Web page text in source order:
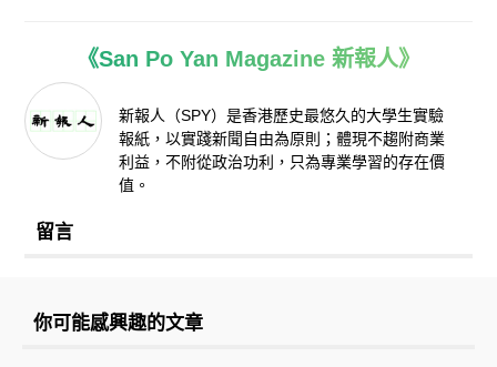
《San Po Yan Magazine 新報人》
新報人（SPY）是香港歷史最悠久的大學生實驗
報紙，以實踐新聞自由為原則；體現不趨附商業
利益，不附從政治功利，只為專業學習的存在價
值。
留言
你可能感興趣的文章